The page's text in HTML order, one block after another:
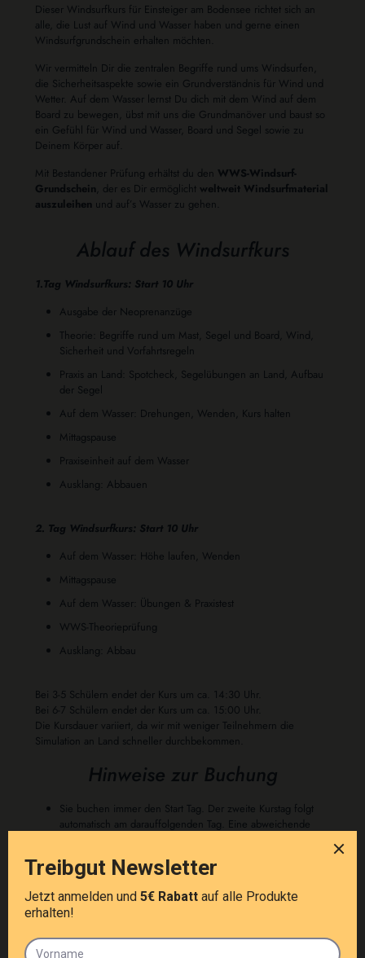
Dieser Windsurfkurs für Einsteiger am Bodensee richtet sich an
alle, die Lust auf Wind und Wasser haben und gerne einen
Windsurfgrundschein erhalten möchten.
Wir vermitteln Dir die zentralen Begriffe rund ums Windsurfen,
die Sicherheitsaspekte sowie ein Grundverständnis für Wind und
Wetter. Auf dem Wasser lernst Du dich mit dem Wind auf dem
Board zu bewegen, übst mit uns die Grundmanöver und baust so
ein Gefühl für Wind und Wasser, Board und Segel sowie zu
Deinem Körper auf.
Mit Bestandener Prüfung erhältst du den WWS-Windsurf-
Grundschein , der es Dir ermöglicht weltweit Windsurfmaterial
auszuleihen und auf’s Wasser zu gehen.
Ablauf des Windsurfkurs
1.Tag Windsurfkurs: Start 10 Uhr
Ausgabe der Neoprenanzüge
Theorie: Begriffe rund um Mast, Segel und Board, Wind,
Sicherheit und Vorfahrtsregeln
Praxis an Land: Spotcheck, Segelübungen an Land, Aufbau
der Segel
Auf dem Wasser: Drehungen, Wenden, Kurs halten
Mittagspause
Praxiseinheit auf dem Wasser
Ausklang: Abbauen
2. Tag Windsurfkurs: Start 10 Uhr
Auf dem Wasser: Höhe laufen, Wenden
Mittagspause
Auf dem Wasser: Übungen & Praxistest
WWS-Theorieprüfung
Ausklang: Abbau
Bei 3-5 Schülern endet der Kurs um ca. 14:30 Uhr.
Bei 6-7 Schülern endet der Kurs um ca. 15:00 Uhr.
Die Kursdauer variiert, da wir mit weniger Teilnehmern die
Simulation an Land schneller durchbekommen.
Hinweise zur Buchung
Sie buchen immer den Start Tag. Der zweite Kurstag folgt
automatisch am darauffolgenden Tag. Eine abweichende
Die wichtigsten Fragen